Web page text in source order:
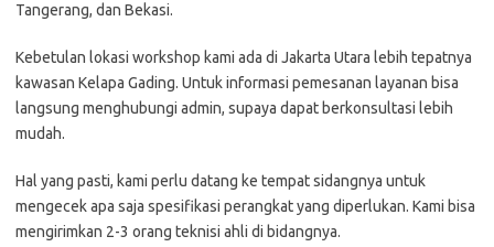
Tangerang, dan Bekasi.
Kebetulan lokasi workshop kami ada di Jakarta Utara lebih tepatnya
kawasan Kelapa Gading. Untuk informasi pemesanan layanan bisa
langsung menghubungi admin, supaya dapat berkonsultasi lebih
mudah.
Hal yang pasti, kami perlu datang ke tempat sidangnya untuk
mengecek apa saja spesifikasi perangkat yang diperlukan. Kami bisa
mengirimkan 2-3 orang teknisi ahli di bidangnya.